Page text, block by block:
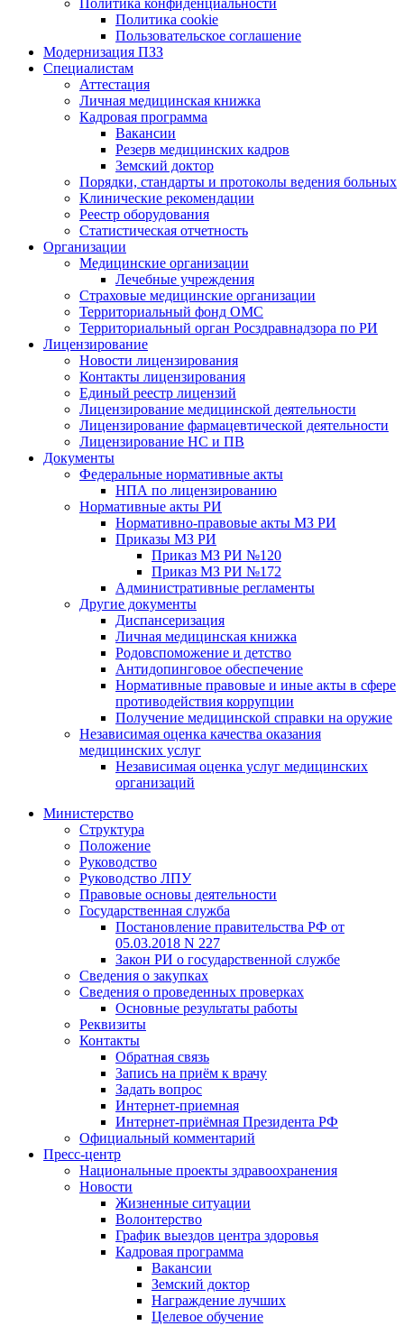
Политика cookie
Пользовательское соглашение
Модернизация ПЗЗ
Специалистам
Аттестация
Личная медицинская книжка
Кадровая программа
Вакансии
Резерв медицинских кадров
Земский доктор
Порядки, стандарты и протоколы ведения больных
Клинические рекомендации
Реестр оборудования
Статистическая отчетность
Организации
Медицинские организации
Лечебные учреждения
Страховые медицинские организации
Территориальный фонд ОМС
Территориальный орган Росздравнадзора по РИ
Лицензирование
Новости лицензирования
Контакты лицензирования
Единый реестр лицензий
Лицензирование медицинской деятельности
Лицензирование фармацевтической деятельности
Лицензирование НС и ПВ
Документы
Федеральные нормативные акты
НПА по лицензированию
Нормативные акты РИ
Нормативно-правовые акты МЗ РИ
Приказы МЗ РИ
Приказ МЗ РИ №120
Приказ МЗ РИ №172
Административные регламенты
Другие документы
Диспансеризация
Личная медицинская книжка
Родовспоможение и детство
Антидопинговое обеспечение
Нормативные правовые и иные акты в сфере
противодействия коррупции
Получение медицинской справки на оружие
Независимая оценка качества оказания
медицинских услуг
Независимая оценка услуг медицинскиx
организаций
Министерство
Структура
Положение
Руководство
Руководство ЛПУ
Правовые основы деятельности
Государственная служба
Постановление правительства РФ от
05.03.2018 N 227
Закон РИ о государственной службе
Сведения о закупках
Сведения о проведенных проверках
Основные результаты работы
Реквизиты
Контакты
Обратная связь
Запись на приём к врачу
Задать вопрос
Интернет-приемная
Интернет-приёмная Президента РФ
Официальный комментарий
Пресс-центр
Национальные проекты здравоохранения
Новости
Жизненные ситуации
Волонтерство
График выездов центра здоровья
Кадровая программа
Вакансии
Земский доктор
Награждение лучших
Целевое обучение